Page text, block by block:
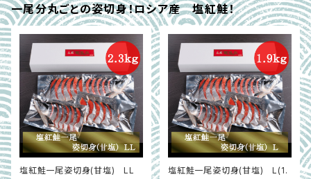
一尾分丸ごとの姿切身！ロシア産 塩紅鮭！
塩紅鮭一尾姿切身(甘塩) LL
塩紅鮭一尾姿切身(甘塩) L(1.